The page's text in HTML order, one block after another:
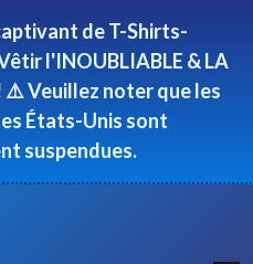
de T-Shirts-
l'INOUBLIABLE & LA
⚠️ Veuillez noter que les
États-Unis sont
suspendues.